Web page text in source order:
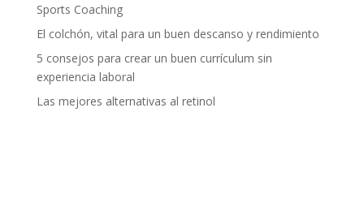
Sports Coaching
El colchón, vital para un buen descanso y rendimiento
5 consejos para crear un buen currículum sin
experiencia laboral
Las mejores alternativas al retinol